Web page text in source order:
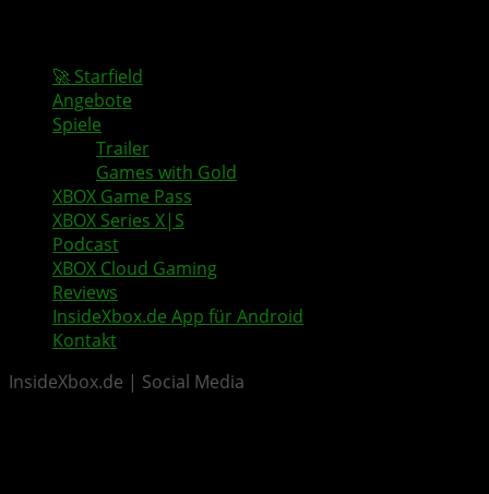
🚀 Starfield
Angebote
Spiele
Trailer
Games with Gold
XBOX Game Pass
XBOX Series X|S
Podcast
XBOX Cloud Gaming
Reviews
InsideXbox.de App für Android
Kontakt
InsideXbox.de | Social Media